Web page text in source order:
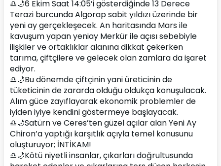
♎🌙6 Ekim Saat 14:05’i gösterdiğinde 13 Derece
Terazi burcunda Algorap sabit yıldızı üzerinde bir
yeni ay gerçekleşecek. An haritasında Mars ile
kavuşum yapan yeniay Merkür ile açısı sebebiyle
ilişkiler ve ortaklıklar alanına dikkat çekerken
tarıma, çiftçilere ve gelecek olan zamlara da işaret
ediyor.
♎🌙Bu dönemde çiftçinin yani üreticinin de
tüketicinin de zararda olduğu oldukça konuşulacak.
Alım güce zayıflayarak ekonomik problemler de
iyiden iyiye kendini göstermeye başlayacak.
♎🌙Satürn ve Ceres’ten güzel açılar alan Yeni Ay
Chiron’a yaptığı karşıtlık açıyla temel konusunu
oluşturuyor; İNTİKAM!
♎🌙Kötü niyetli insanlar, çıkarları doğrultusunda